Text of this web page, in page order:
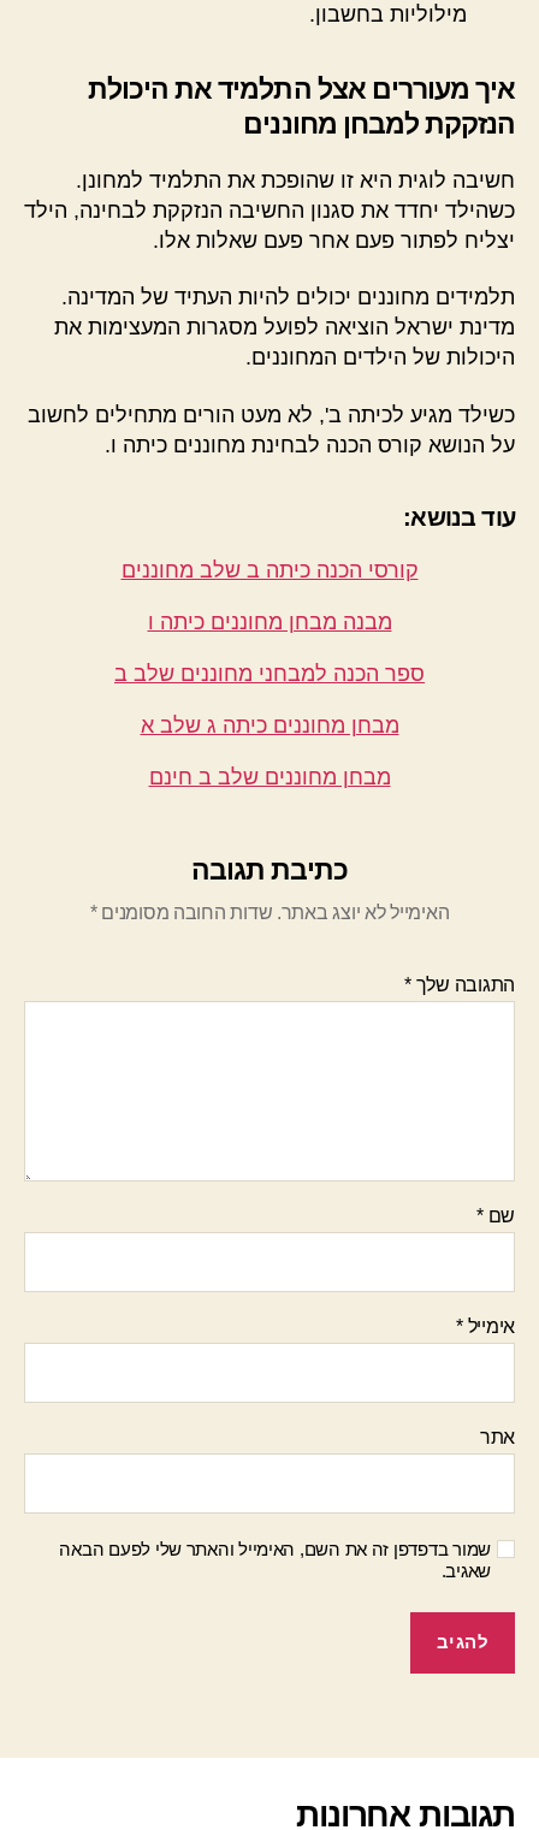
מילוליות בחשבון.
איך מעוררים אצל התלמיד את היכולת
הנזקקת למבחן מחוננים
חשיבה לוגית היא זו שהופכת את התלמיד למחונן.
כשהילד יחדד את סגנון החשיבה הנזקקת לבחינה, הילד
יצליח לפתור פעם אחר פעם שאלות אלו.
תלמידים מחוננים יכולים להיות העתיד של המדינה.
מדינת ישראל הוציאה לפועל מסגרות המעצימות את
היכולות של הילדים המחוננים.
כשילד מגיע לכיתה ב', לא מעט הורים מתחילים לחשוב
על הנושא קורס הכנה לבחינת מחוננים כיתה ו.
עוד בנושא:
קורסי הכנה כיתה ב שלב מחוננים
מבנה מבחן מחוננים כיתה ו
ספר הכנה למבחני מחוננים שלב ב
מבחן מחוננים כיתה ג שלב א
מבחן מחוננים שלב ב חינם
כתיבת תגובה
האימייל לא יוצג באתר. שדות החובה מסומנים*
התגובה שלך*
שם*
אימייל*
אתר
שמור בדפדפן זה את השם, האימייל והאתר שלי לפעם הבאה
שאגיב.
תגובות אחרונות